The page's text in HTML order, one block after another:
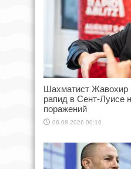
Шахматист Жавохир
рапид в Сент-Луисе
поражений
06.08.2026 00:10